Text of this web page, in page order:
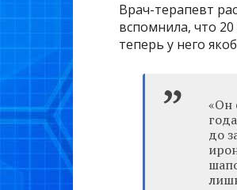
Врач-терапевт
вспомнила, что 20
теперь у него
«Он
до